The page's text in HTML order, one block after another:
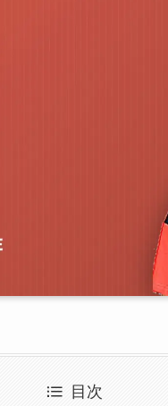
目次